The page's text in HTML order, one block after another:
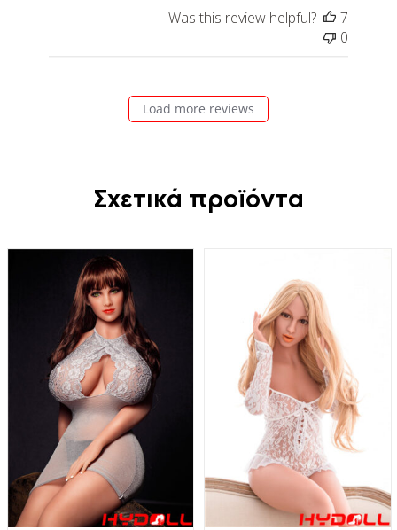
Was this review helpful?
7
0
Load more reviews
Σχετικά προϊόντα